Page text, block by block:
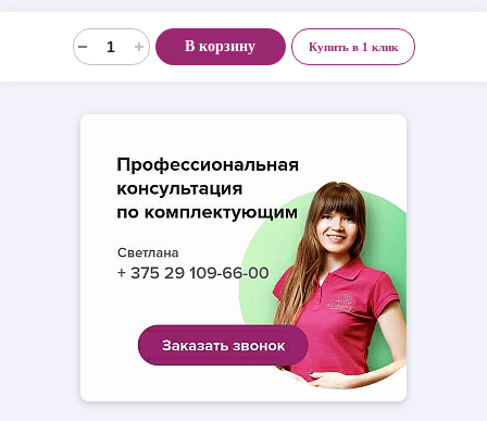
В корзину Купить в 1 клик